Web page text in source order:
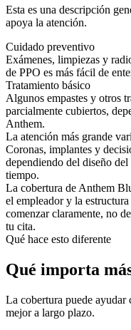
Esta es una descripción
apoya la atención.
Cuidado preventivo
Exámenes, limpiezas y
de PPO es más fácil de
Tratamiento básico
Algunos empastes y otros
parcialmente cubiertos,
Anthem.
La atención más grande
Coronas, implantes y
dependiendo del diseño
tiempo.
La cobertura de Anthem
el empleador y la
comenzar claramente, no
tu cita.
Qué hace esto diferente
Qué importa
La cobertura puede ayudar
mejor a largo plazo.